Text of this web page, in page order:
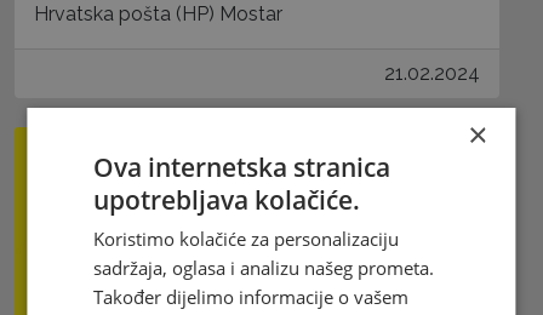
Hrvatska pošta (HP) Mostar
21.02.2024
×
Ova internetska stranica
upotrebljava kolačiće.
Koristimo kolačiće za personalizaciju
sadržaja, oglasa i analizu našeg prometa.
Također dijelimo informacije o vašem